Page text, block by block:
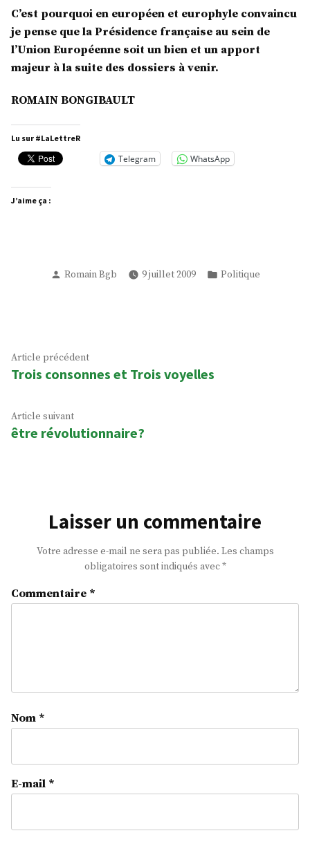
C’est pourquoi en européen et europhyle convaincu
je pense que la Présidence française au sein de
l’Union Européenne soit un bien et un apport
majeur à la suite des dossiers à venir.
ROMAIN BONGIBAULT
Lu sur #LaLettreR
Telegram WhatsApp
J’aime ça :
Publié
Romain Bgb 9 juillet 2009
Publié
Politique
Navigation
de
Article précédentArticle
précédent :
Trois consonnes et Trois voyelles
Article suivantArticle
suivant
être révolutionnaire?
Laisser un commentaire
Votre adresse e-mail ne sera pas publiée. Les champs
obligatoires sont indiqués avec*
Commentaire *
Nom *
E-mail *